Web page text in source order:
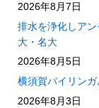
2026年8月7日
排水を浄化しア
大・名大
2026年8月5日
横須賀バイリン
2026年8月3日